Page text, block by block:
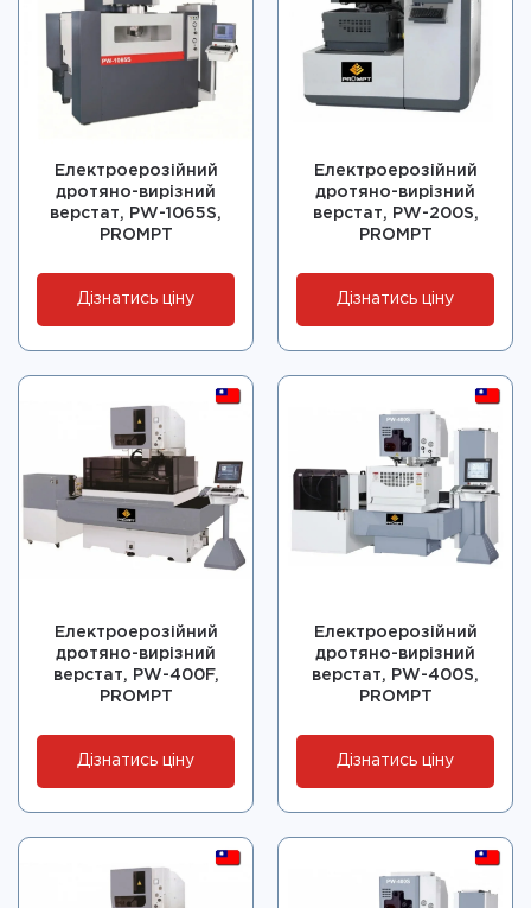
Електроерозійний
дротяно-вирізний
верстат, PW-1065S,
PROMPT
Дізнатись ціну
Електроерозійний
дротяно-вирізний
верстат, PW-200S,
PROMPT
Дізнатись ціну
Електроерозійний
дротяно-вирізний
верстат, PW-400F,
PROMPT
Дізнатись ціну
Електроерозійний
дротяно-вирізний
верстат, PW-400S,
PROMPT
Дізнатись ціну